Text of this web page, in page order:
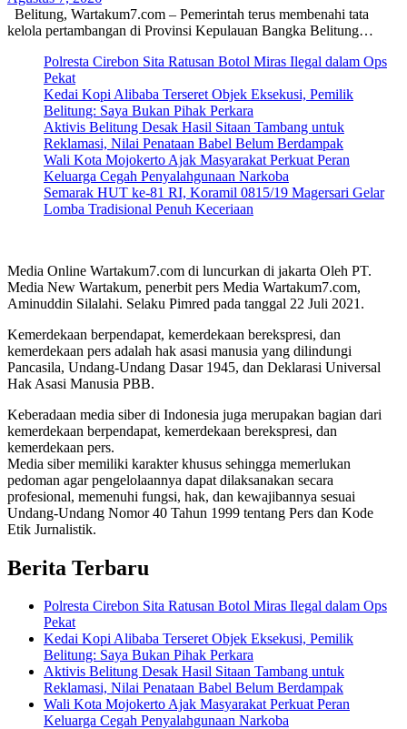
Belitung, Wartakum7.com – Pemerintah terus membenahi tata
kelola pertambangan di Provinsi Kepulauan Bangka Belitung…
Polresta Cirebon Sita Ratusan Botol Miras Ilegal dalam Ops
Pekat
Kedai Kopi Alibaba Terseret Objek Eksekusi, Pemilik
Belitung: Saya Bukan Pihak Perkara
Aktivis Belitung Desak Hasil Sitaan Tambang untuk
Reklamasi, Nilai Penataan Babel Belum Berdampak
Wali Kota Mojokerto Ajak Masyarakat Perkuat Peran
Keluarga Cegah Penyalahgunaan Narkoba
Semarak HUT ke-81 RI, Koramil 0815/19 Magersari Gelar
Lomba Tradisional Penuh Keceriaan
Media Online Wartakum7.com di luncurkan di jakarta Oleh PT.
Media New Wartakum, penerbit pers Media Wartakum7.com,
Aminuddin Silalahi. Selaku Pimred pada tanggal 22 Juli 2021.
Kemerdekaan berpendapat, kemerdekaan berekspresi, dan
kemerdekaan pers adalah hak asasi manusia yang dilindungi
Pancasila, Undang-Undang Dasar 1945, dan Deklarasi Universal
Hak Asasi Manusia PBB.
Keberadaan media siber di Indonesia juga merupakan bagian dari
kemerdekaan berpendapat, kemerdekaan berekspresi, dan
kemerdekaan pers.
Media siber memiliki karakter khusus sehingga memerlukan
pedoman agar pengelolaannya dapat dilaksanakan secara
profesional, memenuhi fungsi, hak, dan kewajibannya sesuai
Undang-Undang Nomor 40 Tahun 1999 tentang Pers dan Kode
Etik Jurnalistik.
Berita Terbaru
Polresta Cirebon Sita Ratusan Botol Miras Ilegal dalam Ops
Pekat
Kedai Kopi Alibaba Terseret Objek Eksekusi, Pemilik
Belitung: Saya Bukan Pihak Perkara
Aktivis Belitung Desak Hasil Sitaan Tambang untuk
Reklamasi, Nilai Penataan Babel Belum Berdampak
Wali Kota Mojokerto Ajak Masyarakat Perkuat Peran
Keluarga Cegah Penyalahgunaan Narkoba